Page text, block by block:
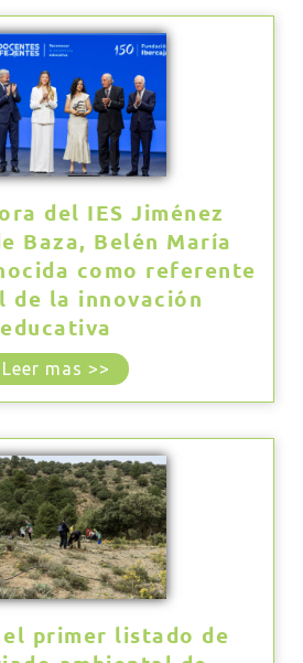
del IES Jiménez
Baza, Belén María
como referente
de la innovación
educativa
Leer mas >>
primer listado de